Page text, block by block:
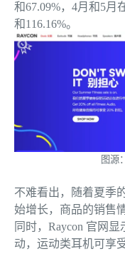
和67.09%，4月和5月
和116.16%。
图源
不难看出，随着夏季
始增长，商品的销售
同时，Raycon 官网
动，运动类耳机可享